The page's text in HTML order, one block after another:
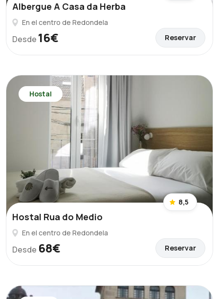
Albergue A Casa da Herba
En el centro de Redondela
Desde 16€ Reservar
Hostal
8,5
Hostal Rua do Medio
En el centro de Redondela
Desde 68€ Reservar